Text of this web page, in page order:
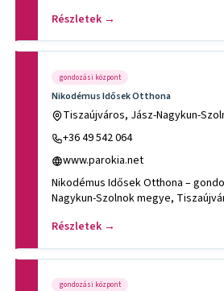
Részletek →
gondozási központ
Nikodémus Idősek Otthona
Tiszaújváros, Jász-Nagykun-
+36 49 542 064
www.parokia.net
Nikodémus Idősek Otthona – gondozási központ – Jász-
Nagykun-Szolnok megye,
Részletek →
gondozási központ